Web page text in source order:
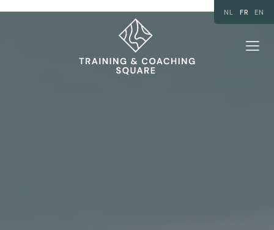
NL FR EN